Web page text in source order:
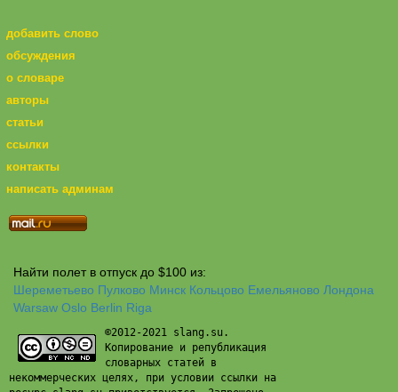
добавить слово
обсуждения
о словаре
авторы
статьи
ссылки
контакты
написать админам
Найти полет в отпуск до $100 из:
Шереметьево Пулково Минск Кольцово Емельяново Лондона
Warsaw Oslo Berlin Riga
©2012-2021 slang.su.
Копирование и републикация
словарных статей в
некоммерческих целях, при условии ссылки на